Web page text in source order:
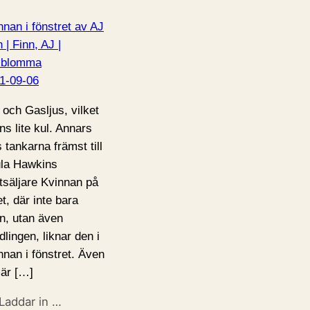
i fönstret av AJ
| Finn, AJ |
09-06
Gasljus, vilket
lite kul. Annars
tankarna främst till
Hawkins
Kvinnan på
där inte bara
utan även
liknar den i
i fönstret. Även
är […]
in …